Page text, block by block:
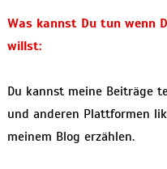
Was kannst Du tun wenn
willst:
Du kannst meine Beiträge
und anderen Plattformen
meinem Blog erzählen.